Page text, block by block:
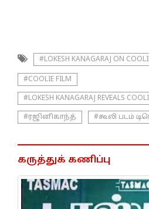
#LOKESH KANAGARAJ ON
#COOLIE FILM
#LOKESH KANAGARAJ REVEALS
#ரஜினிகாந்த் #கூலி படம்
கருத்துக் கணிப்பு